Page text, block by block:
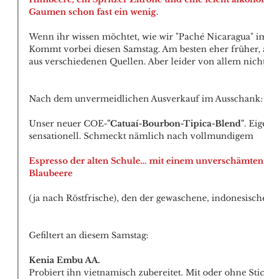
Gaumen schon fast ein wenig.
Wenn ihr wissen möchtet, wie wir "Paché Nicaragua"
Kommt vorbei diesen Samstag. Am besten eher
aus verschiedenen Quellen. Aber leider von allem
Nach dem unvermeidlichen Ausverkauf im Ausschank:
Unser neuer COE-"Catuaí-Bourbon-Tipica-Blend".
sensationell. Schmeckt nämlich nach vollmundigem
Espresso der alten Schule… mit einem
Blaubeere
(ja nach Röstfrische), den der gewaschene,
Gefiltert an diesem Samstag:
Kenia Embu AA.
Probiert ihn vietnamisch zubereitet. Mit oder ohne